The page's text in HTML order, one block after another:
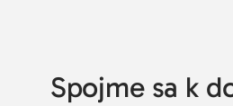
Spojme sa k